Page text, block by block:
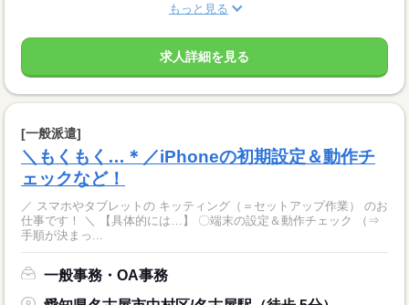
もっと見る
求人詳細を見る
[一般派遣]
＼もくもく…＊／iPhoneの初期設定＆動作チ
ェックなど！
／ スマホやタブレットの キッティング（＝セットアップ作業） のお
仕事です！ ＼ 【具体的には…】 〇端末の設定＆動作チェック （⇒
手順が決まっ...
一般事務・OA事務